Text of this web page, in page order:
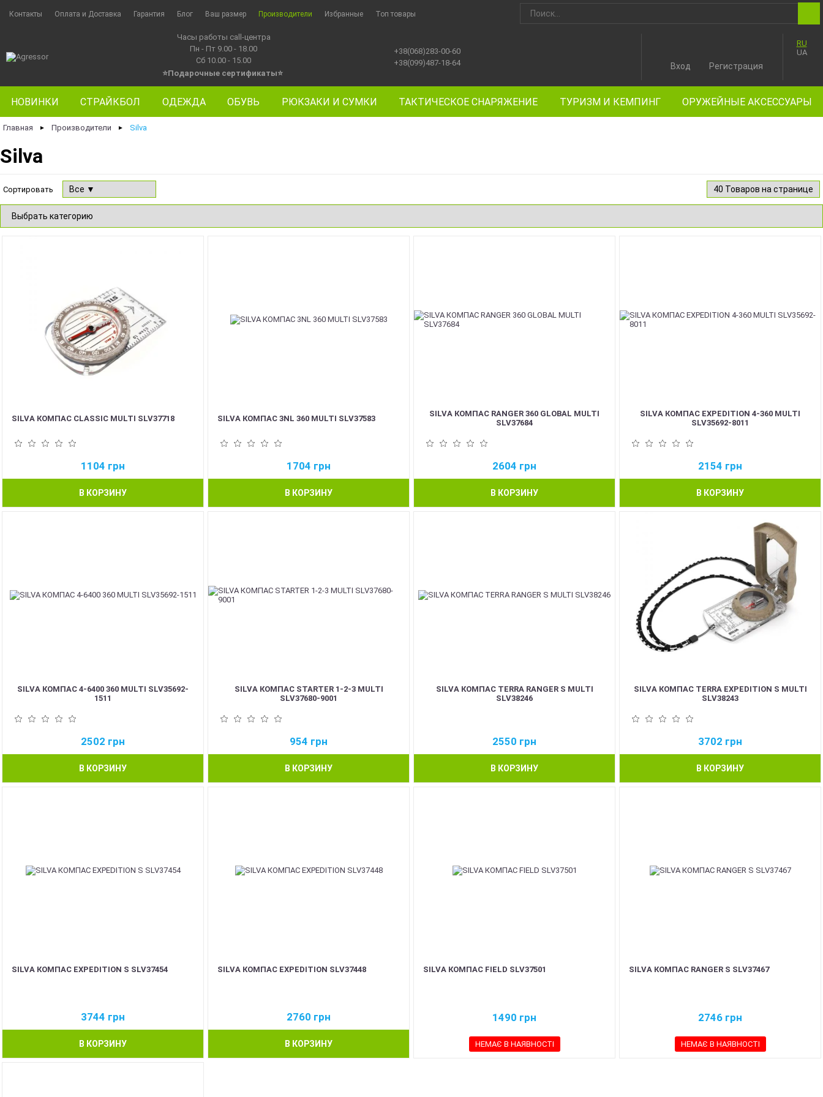
Контакты Оплата и Доставка Гарантия Блог Ваш размер Производители Избранные Топ товары
Часы работы call-центра
Пн - Пт 9.00 - 18.00
Сб 10.00 - 15.00
⭐Подарочные сертификаты⭐
+38(068)283-00-60
+38(099)487-18-64
RU
UA
Вход Регистрация
НОВИНКИ СТРАЙКБОЛ ОДЕЖДА ОБУВЬ РЮКЗАКИ И СУМКИ ТАКТИЧЕСКОЕ СНАРЯЖЕНИЕ ТУРИЗМ И КЕМПИНГ ОРУЖЕЙНЫЕ АКСЕССУАРЫ
Главная ► Производители ► Silva
Silva
Сортировать
SILVA КОМПАС CLASSIC MULTI SLV37718
1104 грн
В КОРЗИНУ
SILVA КОМПАС 3NL 360 MULTI SLV37583
1704 грн
В КОРЗИНУ
SILVA КОМПАС RANGER 360 GLOBAL MULTI
SLV37684
2604 грн
В КОРЗИНУ
SILVA КОМПАС EXPEDITION 4-360 MULTI
SLV35692-8011
2154 грн
В КОРЗИНУ
SILVA КОМПАС 4-6400 360 MULTI SLV35692-
1511
2502 грн
В КОРЗИНУ
SILVA КОМПАС STARTER 1-2-3 MULTI
SLV37680-9001
954 грн
В КОРЗИНУ
SILVA КОМПАС TERRA RANGER S MULTI
SLV38246
2550 грн
В КОРЗИНУ
SILVA КОМПАС TERRA EXPEDITION S MULTI
SLV38243
3702 грн
В КОРЗИНУ
SILVA КОМПАС EXPEDITION S SLV37454
3744 грн
В КОРЗИНУ
SILVA КОМПАС EXPEDITION SLV37448
2760 грн
В КОРЗИНУ
SILVA КОМПАС FIELD SLV37501
1490 грн
НЕМАЄ В НАЯВНОСТІ
SILVA КОМПАС RANGER S SLV37467
2746 грн
НЕМАЄ В НАЯВНОСТІ